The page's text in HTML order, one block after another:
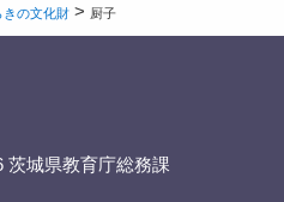
きの文化財 > 厨子
茨城県教育庁総務課